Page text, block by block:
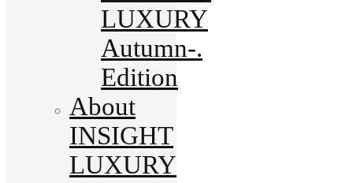
LUXURY
Autumn-.
Edition
About
INSIGHT
LUXURY